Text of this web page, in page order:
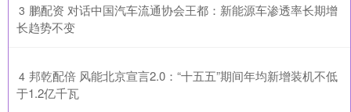
3 ​鹏配资 对话中国汽车流通协会王都：新能源车渗透率长期增
长趋势不变
4 ​邦乾配倍 风能北京宣言2.0：“十五五”期间年均新增装机不低
于1.2亿千瓦